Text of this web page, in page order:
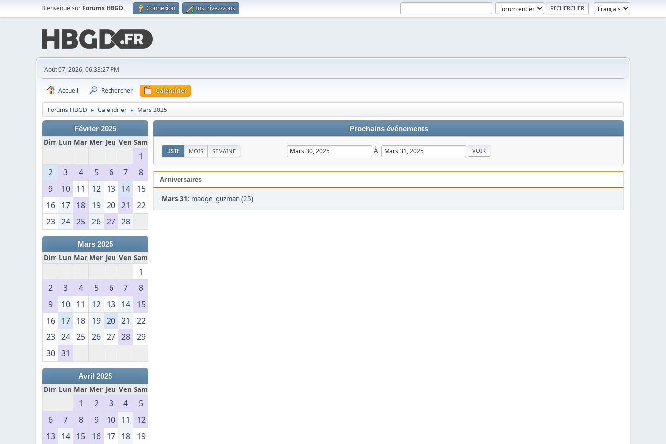
Bienvenue sur Forums HBGD. Connexion Inscrivez-vous
Août 07, 2026, 06:33:27 PM
Accueil Rechercher Calendrier
Forums HBGD ► Calendrier ► Mars 2025
Février 2025
Dim Lun Mar Mer Jeu Ven Sam
1
2
3 4 5 6 7
8
9
10 11 12 13 14
15
16
17 18 19 20 21
22
23
24 25 26 27 28
Mars 2025
Dim Lun Mar Mer Jeu Ven Sam
1
2
3 4 5 6 7
8
9
10 11 12 13 14
15
16
17 18 19 20 21
22
23
24 25 26 27 28
29
30
31
Avril 2025
Dim Lun Mar Mer Jeu Ven Sam
1 2 3 4
5
6
7 8 9 10 11
12
13
14 15 16 17 18 19
Prochains événements
LISTE MOIS SEMAINE À
Anniversaires
Mars 31: madge_guzman (25)